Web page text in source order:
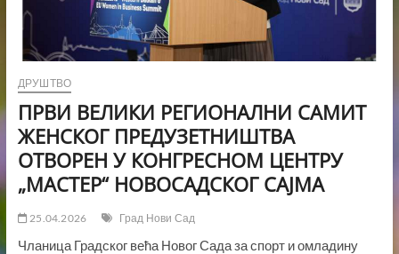
–
А
„СТЕВАН
МОКРАЊАЦ“
ДРУШТВО
ПРВИ ВЕЛИКИ РЕГИОНАЛНИ САМИТ
ЖЕНСКОГ ПРЕДУЗЕТНИШТВА
ОТВОРЕН У КОНГРЕСНОМ ЦЕНТРУ
„МАСТЕР“ НОВОСАДСКОГ САЈМА
25.04.2026 Град Нови Сад
Чланица Градског већа Новог Сада за спорт и омладину